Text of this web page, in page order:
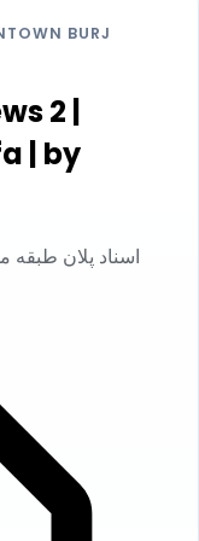
BURJ
2 |
| by
اسناد پلان طبقه